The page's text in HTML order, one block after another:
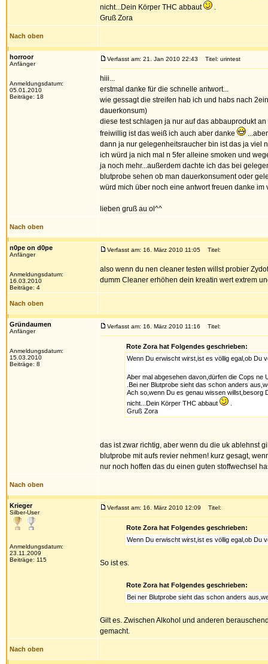
nicht...Dein Körper THC abbaut
.
Gruß Zora
Nach oben
horroor
Anfänger
Anmeldungsdatum:
05.01.2010
Beiträge: 18
Verfasst am: 21. Jan 2010 22:43 Titel: urintest
hiii...
erstmal danke für die schnelle antwort...
wie gessagt die streifen hab ich und habs nach
dauerkonsum)
diese test schlagen ja nur auf das abbauprodukt
freiwillig ist das weiß ich auch aber danke
dann ja nur gelegenheitsraucher bin ist das ja viel
ich würd ja nich mal n 5fer alleine smoken und
ja noch mehr...außerdem dachte ich das bei
blutprobe sehen ob man dauerkonsument oder
würd mich über noch eine antwort freuen danke im
lieben gruß au ol^^
Nach oben
n0pe on d0pe
Anfänger
Anmeldungsdatum:
16.03.2010
Beiträge: 4
Verfasst am: 16. März 2010 11:05 Titel:
also wenn du nen cleaner testen willst probier
dumm Cleaner erhöhen dein kreatin wert extrem
Nach oben
Gründaumen
Anfänger
Anmeldungsdatum:
15.03.2010
Beiträge: 8
Verfasst am: 16. März 2010 11:16 Titel:
Rote Zora hat Folgendes geschrieben:
Wenn Du erwischt wirst,ist es völlig egal,ob Du
Aber mal abgesehen davon,dürfen die Cops ne
.Bei ner Blutprobe sieht das schon anders
Ach so,wenn Du es genau wissen willst,besorg
nicht...Dein Körper THC abbaut
Gruß Zora
das ist zwar richtig, aber wenn du die uk ablehnst
blutprobe mit aufs revier nehmen! kurz gesagt,
nur noch hoffen das du einen guten stoffwechsel
Nach oben
Krieger
Silber-User
Anmeldungsdatum:
23.11.2009
Beiträge: 115
Verfasst am: 16. März 2010 12:09 Titel:
Rote Zora hat Folgendes geschrieben:
Wenn Du erwischt wirst,ist es völlig egal,ob Du
So ist es.
Rote Zora hat Folgendes geschrieben:
Bei ner Blutprobe sieht das schon anders
Gilt es. Zwischen Alkohol und anderen
gemacht.
Nach oben